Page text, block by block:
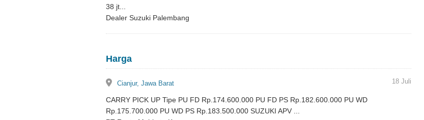
38 jt...
Dealer Suzuki Palembang
Harga
18 Juli
lokasi
Cianjur, Jawa Barat
CARRY PICK UP Tipe PU FD Rp.174.600.000 PU FD PS Rp.182.600.000 PU WD
Rp.175.700.000 PU WD PS Rp.183.500.000 SUZUKI APV ...